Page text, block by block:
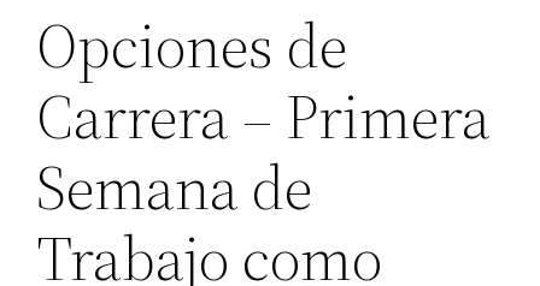
Opciones de
Carrera – Primera
Semana de
Trabajo como